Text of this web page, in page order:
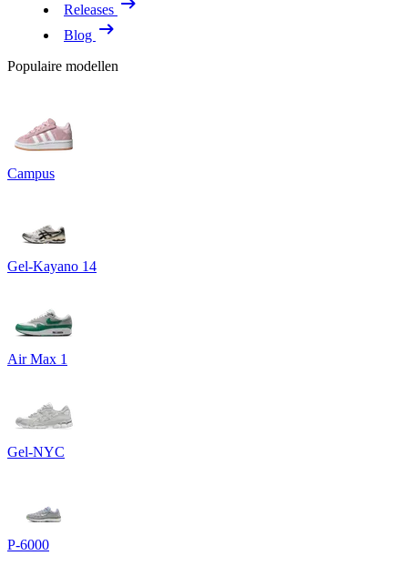
Releases
Blog
Populaire modellen
Campus
Gel-Kayano 14
Air Max 1
Gel-NYC
P-6000